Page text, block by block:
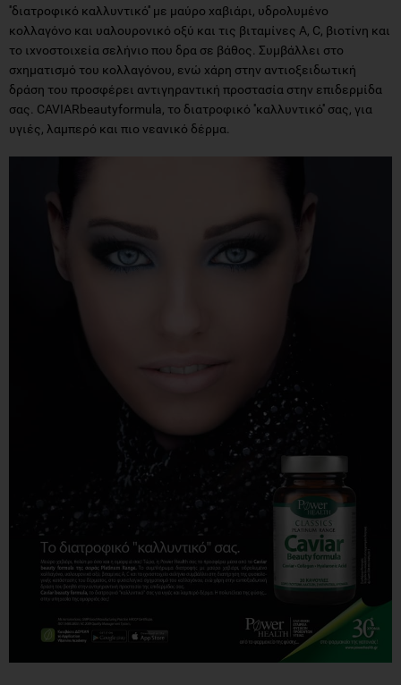
''διατροφικό καλλυντικό'' με μαύρο χαβιάρι, υδρολυμένο
κολλαγόνο και υαλουρονικό οξύ και τις βιταμίνες A, C, βιοτίνη και
το ιχνοστοιχεία σελήνιο που δρα σε βάθος. Συμβάλλει στο
σχηματισμό του κολλαγόνου, ενώ χάρη στην αντιοξειδωτική
δράση του προσφέρει αντιγηραντική προστασία στην επιδερμίδα
σας. CAVIARbeautyformula, το διατροφικό ''καλλυντικό'' σας, για
υγιές, λαμπερό και πιο νεανικό δέρμα.